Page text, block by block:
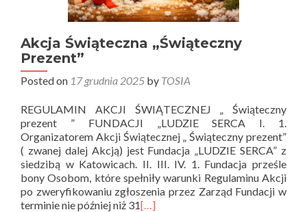
Akcja Świąteczna „Świąteczny
Prezent”
Posted on 17 grudnia 2025 by TOSIA
REGULAMIN AKCJI ŚWIĄTECZNEJ „ Świąteczny
prezent ” FUNDACJI „LUDZIE SERCA I. 1.
Organizatorem Akcji Świątecznej „ Świąteczny prezent”
( zwanej dalej Akcją) jest Fundacja „LUDZIE SERCA” z
siedzibą w Katowicach. II. III. IV. 1. Fundacja prześle
bony Osobom, które spełniły warunki Regulaminu Akcji
po zweryfikowaniu zgłoszenia przez Zarząd Fundacji w
terminie nie później niż 31[…]